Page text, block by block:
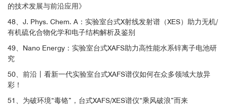
的技术发展与前沿应用》
48、J. Phys. Chem. A：实验室台式X射线发射谱（XES）助力无机/
有机硫化合物化学和电子结构解析及鉴别
49、Nano Energy：实验室台式XAFS助力高性能水系锌离子电池研
究
50、前沿丨看新一代实验室台式XAFS谱仪如何在众多领域大放异
彩！
51、为破环境“毒铬”，台式XAFS/XES谱仪“乘风破浪”而来